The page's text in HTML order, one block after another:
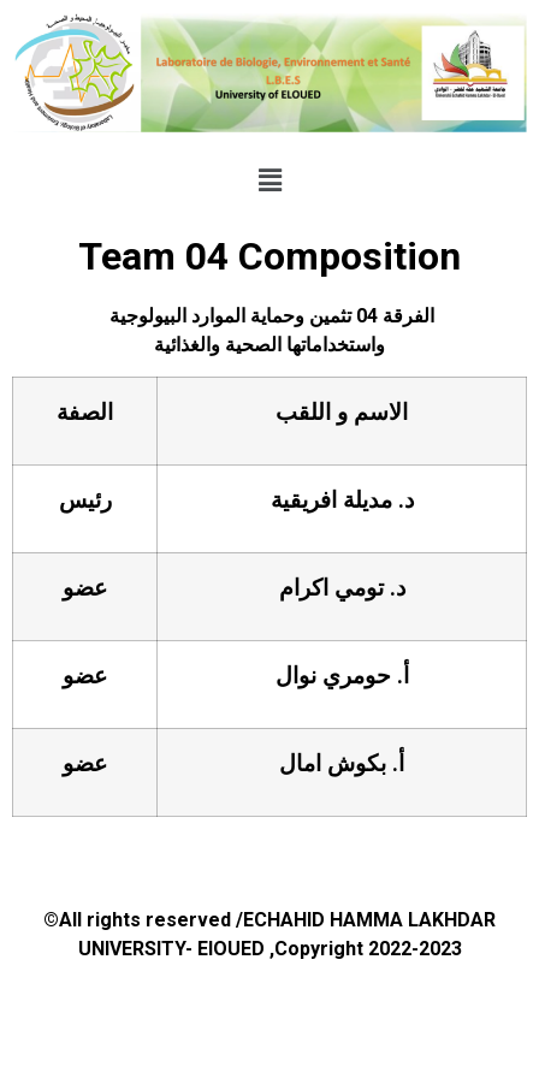
Team 04 Composition
الفرقة 04 تثمين وحماية
الموارد البيولوجية
واستخداماتها الصحية والغذائية
الصفة الاسم و اللقب
رئيس د. مديلة افريقية
عضو د. تومي اكرام
عضو أ. حومري نوال
عضو أ. بكوش امال
©All rights reserved /ECHAHID HAMMA LAKHDAR
UNIVERSITY- ElOUED ,Copyright 2022-2023